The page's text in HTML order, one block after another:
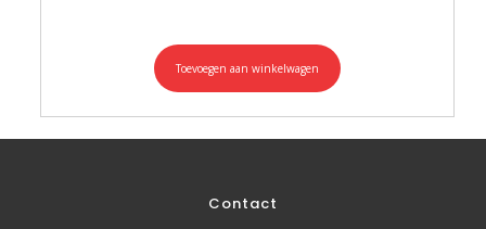
Toevoegen aan winkelwagen
Contact